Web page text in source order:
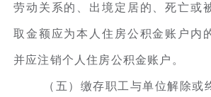
劳动关系的、出境定居的、死亡或
取金额应为本人住房公积金账户内
并应注销个人住房公积金账户。
（五）缴存职工与单位解除或